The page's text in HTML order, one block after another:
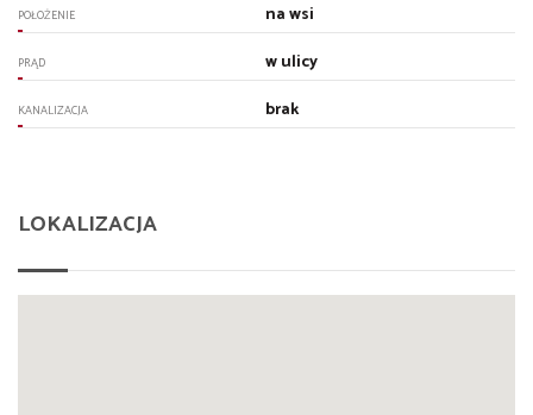
POŁOŻENIE na wsi
PRĄD w ulicy
KANALIZACJA brak
LOKALIZACJA